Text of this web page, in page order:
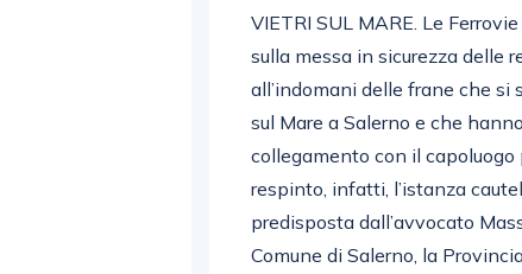
VIETRI SUL MARE. Le
sulla messa in sicurezza delle
all’indomani delle frane che
sul Mare a Salerno e che
collegamento con il
respinto, infatti, l’istanza
predisposta dall’avvocato
Comune di Salerno, la